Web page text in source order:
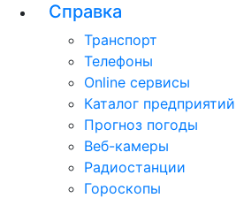
Справка
Транспорт
Телефоны
Online сервисы
Каталог предприятий
Прогноз погоды
Веб-камеры
Радиостанции
Гороскопы